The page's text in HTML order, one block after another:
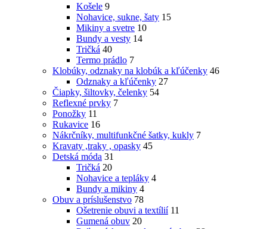
Košele 9
Nohavice, sukne, šaty 15
Mikiny a svetre 10
Bundy a vesty 14
Tričká 40
Termo prádlo 7
Klobúky, odznaky na klobúk a kľúčenky 46
Odznaky a kľúčenky 27
Čiapky, šiltovky, čelenky 54
Reflexné prvky 7
Ponožky 11
Rukavice 16
Nákrčníky, multifunkčné šatky, kukly 7
Kravaty ,traky , opasky 45
Detská móda 31
Tričká 20
Nohavice a tepláky 4
Bundy a mikiny 4
Obuv a príslušenstvo 78
Ošetrenie obuvi a textílií 11
Gumená obuv 20